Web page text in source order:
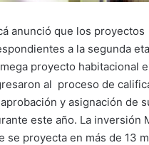
anunció que los
a la segunda
proyecto habitacional
al proceso de
y asignación de
este año. La inversión
se proyecta en más de 13